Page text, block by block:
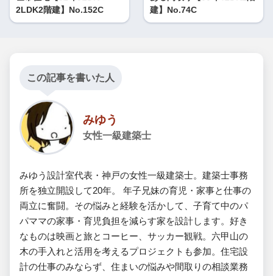
2LDK2階建】No.152C
建】No.74C
この記事を書いた人
みゆう
女性一級建築士
みゆう設計室代表・神戸の女性一級建築士。建築士事務
所を独立開設して20年。 年子兄妹の育児・家事と仕事の
両立に奮闘。その悩みと経験を活かして、子育て中のパ
パママの家事・育児負担を減らす家を設計します。好き
なものは映画と旅とコーヒー、サッカー観戦。六甲山の
木の手入れと活用を考えるプロジェクトも参加。住宅設
計の仕事のみならず、住まいの悩みや間取りの相談業務